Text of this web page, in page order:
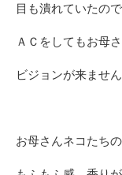
目も潰れていたので
ＡＣをしてもお母
ビジョンが来ません
お母さんネコたち